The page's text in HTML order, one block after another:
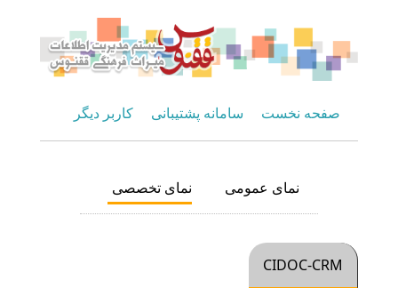
صفحه نخست سامانه پشتیبانی کاربر دیگر
نمای عمومی نمای تخصصی
CIDOC-CRM